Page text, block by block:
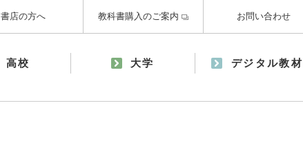
書店の方へ 教科書購入のご案内 お問い合わせ
高校 大学 デジタル教材